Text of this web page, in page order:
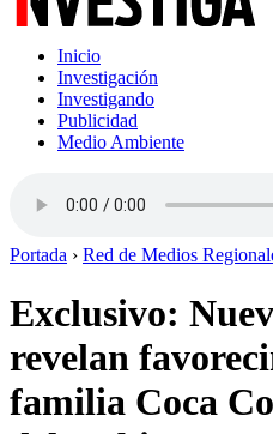
Inicio
Investigación
Investigando
Publicidad
Medio Ambiente
Portada › Red de Medios
Exclusivo:
revelan
familia Coca